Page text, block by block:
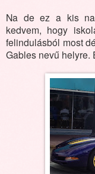
Na de ez a kis
kedvem, hogy
felindulásból most
Gables nevű helyre.